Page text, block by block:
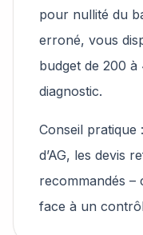
pour nullité du
erroné, vous
budget de 200
diagnostic.
Conseil
d’AG, les devis
recommandés –
face à un